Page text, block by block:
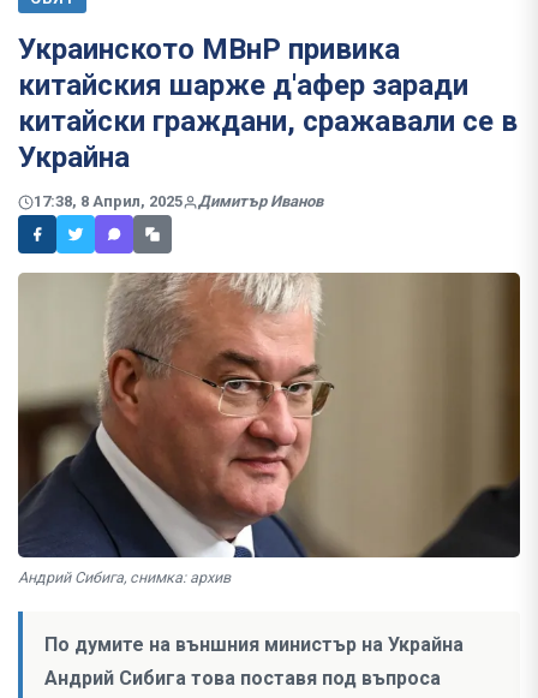
Украинското МВнР привика
китайския шарже д'афер заради
китайски граждани, сражавали се в
Украйна
17:38, 8 Април, 2025 Димитър Иванов
Андрий Сибига, снимка: архив
По думите на външния министър на Украйна
Андрий Сибига това поставя под въпроса